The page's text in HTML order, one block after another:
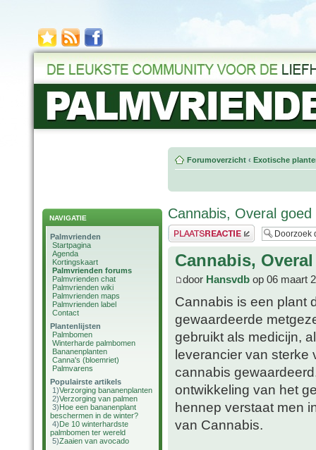
NAVIGATIE
Palmvrienden
Startpagina
Agenda
Kortingskaart
Palmvrienden forums
Palmvrienden chat
Palmvrienden wiki
Palmvrienden maps
Palmvrienden label
Contact
Plantenlijsten
Palmbomen
Winterharde palmbomen
Bananenplanten
Canna's (bloemriet)
Palmvarens
Populairste artikels
1)Verzorging bananenplanten
2)Verzorging van palmen
3)Hoe een bananenplant
beschermen in de winter?
4)De 10 winterhardste
palmbomen ter wereld
5)Zaaien van avocado
Forumoverzicht ‹ Exotische
Cannabis, Overal goed
Plaats een reactie
Cannabis,
door Hansvdb op 06 maart
Cannabis is een plant
gewaardeerde
gebruikt als medicijn,
leverancier van sterke
cannabis
ontwikkeling van het
hennep verstaat men
van Cannabis.